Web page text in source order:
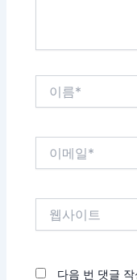
다음 번 댓글